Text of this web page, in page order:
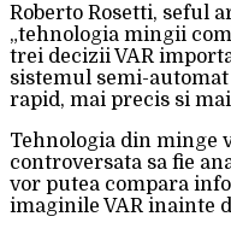
Roberto Rosetti, seful
„tehnologia mingii
trei decizii VAR
sistemul semi-automat
rapid, mai precis si
Tehnologia din minge
controversata sa fie
vor putea compara
imaginile VAR inainte